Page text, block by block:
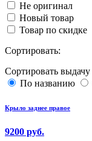
Не оригинал
Новый товар
Товар по скидке
Сортировать:
Сортировать выдачу
По названию
Крыло заднее правое
9200 руб.